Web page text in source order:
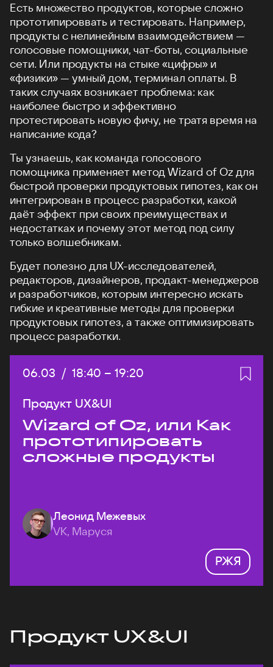
Есть множество продуктов, которые сложно
прототипироввать и тестировать. Например,
продукты с нелинейным взаимодействием —
голосовые помощники, чат-боты, социальные
сети. Или продукты на стыке «цифры» и
«физики» — умный дом, терминал оплаты. В
таких случаях возникает проблема: как
наиболее быстро и эффективно
протестировать новую фичу, не тратя время на
написание кода?
Ты узнаешь, как команда голосового
помощника применяет метод Wizard of Oz для
быстрой проверки продуктовых гипотез, как он
интегрирован в процесс разработки, какой
даёт эффект при своих преимуществах и
недостатках и почему этот метод под силу
только волшебникам.
Будет полезно для UX-исследователей,
редакторов, дизайнеров, продакт-менеджеров
и разработчиков, которым интересно искать
гибкие и креативные методы для проверки
продуктовых гипотез, а также оптимизировать
процесс разработки.
Дата:
06.03 / Начало:
18:40 – Конец:
19:20
Продукт UX&UI
Wizard of Oz, или Как
прототипировать
сложные продукты
Леонид Межевых
VK, Маруся
РЖЯ
Продукт UX&UI